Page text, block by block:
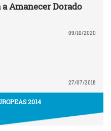
Amanecer Dorado
09/10/2020
27/07/2018
2014